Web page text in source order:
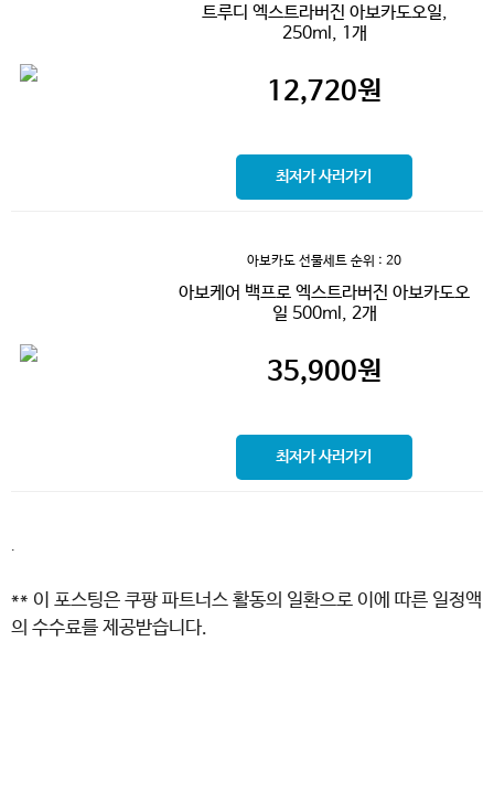
트루디 엑스트라버진 아보카도오일,
250ml, 1개
12,720원
최저가 사러가기
아보카도 선물세트 순위 : 20
아보케어 백프로 엑스트라버진 아보카도오
일 500ml, 2개
35,900원
최저가 사러가기
.
** 이 포스팅은 쿠팡 파트너스 활동의 일환으로 이에 따른 일정액
의 수수료를 제공받습니다.